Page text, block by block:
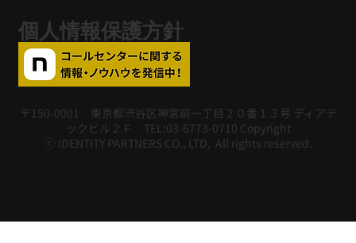
個人情報保護方針
〒150-0001 東京都渋谷区神宮前一丁目２０番１３号 ディアテ
ックビル２Ｆ TEL:03-6773-0710 Copyright
ⓒ IDENTITY PARTNERS CO., LTD, All rights reserved.